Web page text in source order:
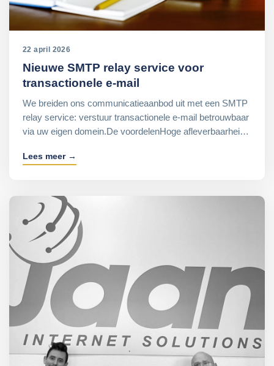
22 april 2026
Nieuwe SMTP relay service voor
transactionele e-mail
We breiden ons communicatieaanbod uit met een SMTP
relay service: verstuur transactionele e-mail betrouwbaar
via uw eigen domein.De voordelenHoge afleverbaarhei…
Lees meer →